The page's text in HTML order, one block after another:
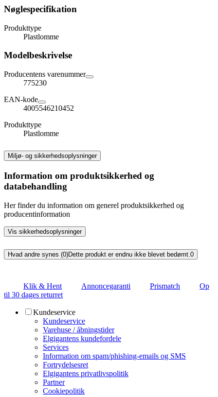
Nøglespecifikation
Produkttype
Plastlomme
Modelbeskrivelse
Producentens varenummer
775230
EAN-kode
4005546210452
Produkttype
Plastlomme
Miljø- og sikkerhedsoplysninger
Information om produktsikkerhed og
databehandling
Her finder du information om generel produktsikkerhed og
producentinformation
Vis sikkerhedsoplysninger
Hvad andre synes (0)Dette produkt er endnu ikke blevet bedømt. 0
Klik & Hent Annoncegaranti Prismatch
Op
til 30 dages returret
Kundeservice
Kundeservice
Varehuse / åbningstider
Elgigantens kundefordele
Services
Information om spam/phishing-emails og SMS
Fortrydelsesret
Elgigantens privatlivspolitik
Partner
Cookiepolitik